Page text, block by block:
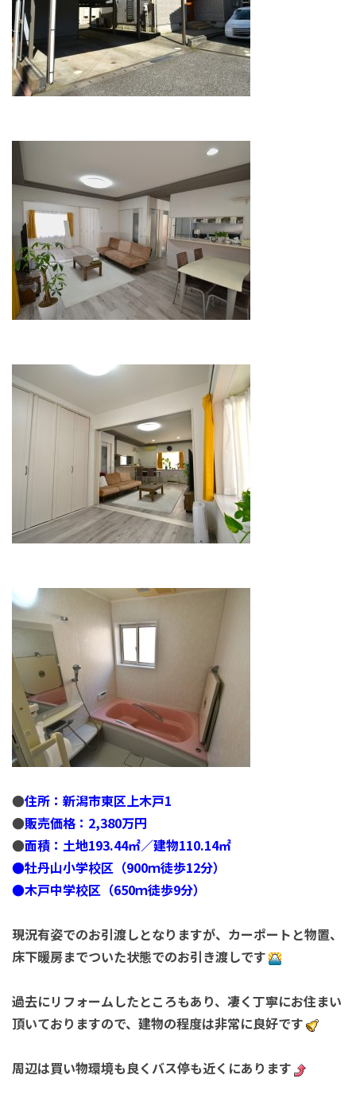
●住所：新潟市東区上木戸1
●販売価格：2,380万円
●面積：土地193.44㎡／建物110.14㎡
●牡丹山小学校区（900ｍ徒歩12分）
●木戸中学校区（650ｍ徒歩9分）
現況有姿でのお引渡しとなりますが、カーポートと物置、
床下暖房までついた状態でのお引き渡しです
過去にリフォームしたところもあり、凄く丁寧にお住まい
頂いておりますので、建物の程度は非常に良好です
周辺は買い物環境も良くバス停も近くにあります